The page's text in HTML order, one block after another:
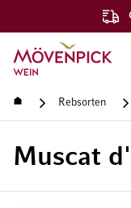
Zur Startseite
Startseite Rebsorten
Muscat